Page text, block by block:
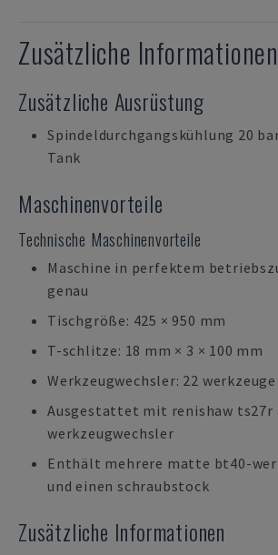
Zusätzliche Informationen
Zusätzliche Ausrüstung
Spindeldurchgangskühlung 20
Tank
Maschinenvorteile
Technische Maschinenvorteile
Maschine in perfektem
genau
Tischgröße: 425 × 950 mm
T-schlitze: 18 mm × 3 × 100 mm
Werkzeugwechsler: 22
Ausgestattet mit renishaw ts27r
werkzeugwechsler
Enthält mehrere matte bt40-
und einen schraubstock
Zusätzliche Informationen